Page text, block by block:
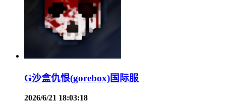
G沙盒仇恨(gorebox)国际服
2026/6/21 18:03:18